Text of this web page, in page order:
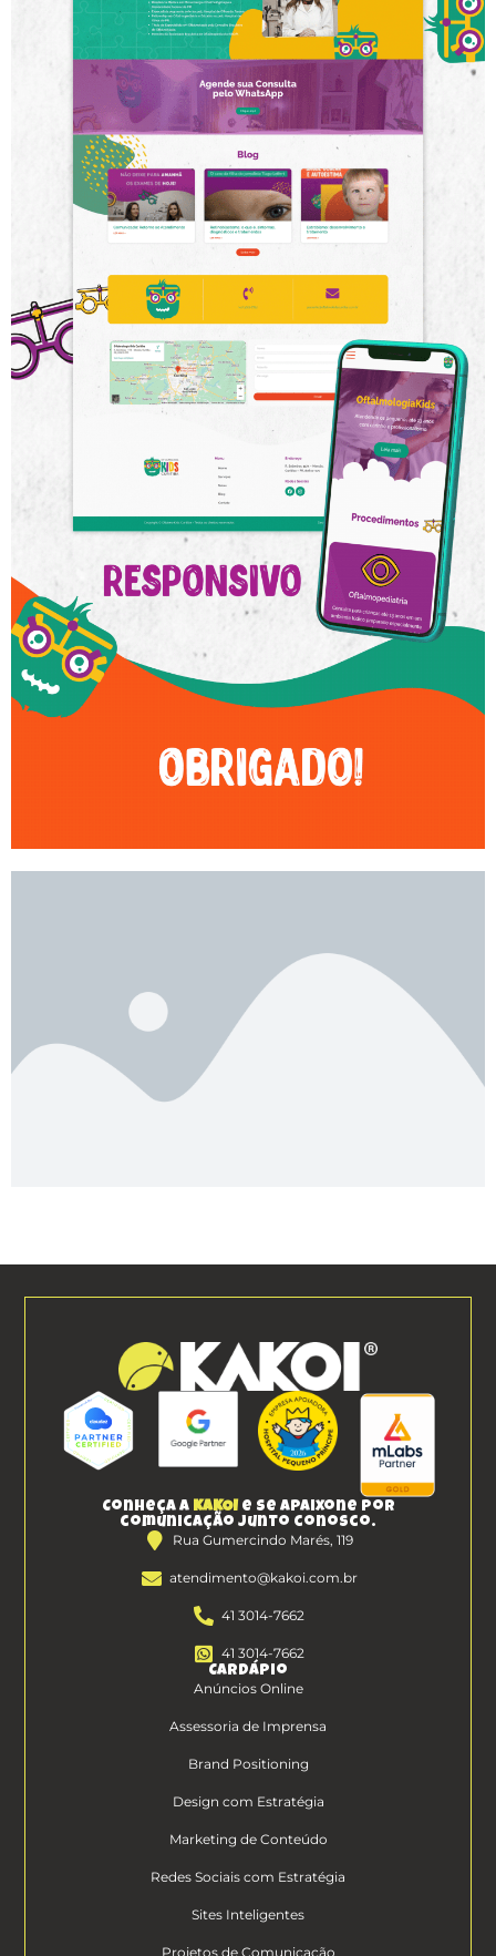
Conheça a KAKOI e se apaixone por
comunicação junto conosco.
Rua Gumercindo Marés, 119
atendimento@kakoi.com.br
41 3014-7662
41 3014-7662
Cardápio
Anúncios Online
Assessoria de Imprensa
Brand Positioning
Design com Estratégia
Marketing de Conteúdo
Redes Sociais com Estratégia
Sites Inteligentes
Projetos de Comunicação